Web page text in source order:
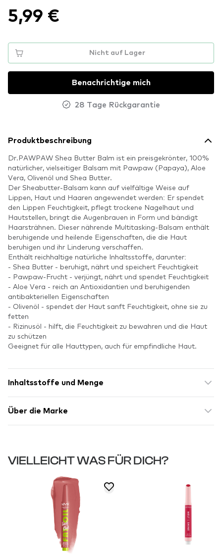
5,99 €
Nicht auf Lager
Benachrichtige mich
28 Tage Rückgarantie
Produktbeschreibung
Dr.PAWPAW Shea Butter Balm ist ein preisgekrönter, 100%
natürlicher, vielseitiger Balsam mit Pawpaw (Papaya), Aloe
Vera, Olivenöl und Shea Butter.
Der Sheabutter-Balsam kann auf vielfältige Weise auf
Lippen, Haut und Haaren angewendet werden: Er spendet
den Lippen Feuchtigkeit, pflegt trockene Nagelhaut und
Hautstellen, bringt die Augenbrauen in Form und bändigt
Haarsträhnen. Dieser nährende Multitasking-Balsam enthält
beruhigende und heilende Eigenschaften, die die Haut
beruhigen und ihr Linderung verschaffen.
Enthält reichhaltige natürliche Inhaltsstoffe, darunter:
- Shea Butter - beruhigt, nährt und speichert Feuchtigkeit
- Pawpaw-Frucht - verjüngt, nährt und spendet Feuchtigkeit
- Aloe Vera - reich an Antioxidantien und beruhigenden
antibakteriellen Eigenschaften
- Olivenöl - spendet der Haut sanft Feuchtigkeit, ohne sie zu
fetten
- Rizinusöl - hilft, die Feuchtigkeit zu bewahren und die Haut
zu schützen
Geeignet für alle Hauttypen, auch für empfindliche Haut.
Inhaltsstoffe und Menge
Über die Marke
VIELLEICHT WAS FÜR DICH?